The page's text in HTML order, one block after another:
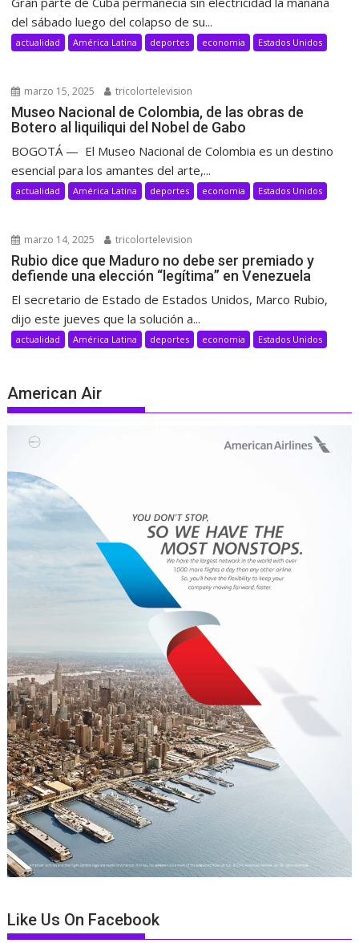
del sábado luego del colapso de su...
actualidad América Latina deportes economia Estados Unidos
marzo 15, 2025 tricolortelevision
Museo Nacional de Colombia, de las obras de
Botero al liquiliqui del Nobel de Gabo
BOGOTÁ — El Museo Nacional de Colombia es un destino
esencial para los amantes del arte,...
actualidad América Latina deportes economia Estados Unidos
marzo 14, 2025 tricolortelevision
Rubio dice que Maduro no debe ser premiado y
defiende una elección “legítima” en Venezuela
El secretario de Estado de Estados Unidos, Marco Rubio,
dijo este jueves que la solución a...
actualidad América Latina deportes economia Estados Unidos
American Air
Like Us On Facebook